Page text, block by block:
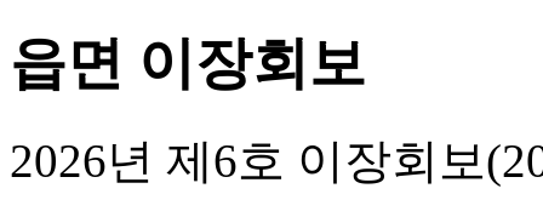
읍면 이장회보
2026년 제6호 이장회보